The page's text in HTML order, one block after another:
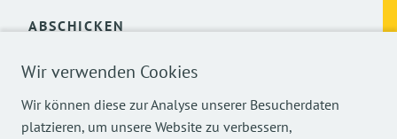
Wir verwenden Cookies
Wir können diese zur Analyse unserer Besucherdaten
platzieren, um unsere Website zu verbessern,
ABSCHICKEN
Über die Verarbeitung meiner personenbezogenen Daten